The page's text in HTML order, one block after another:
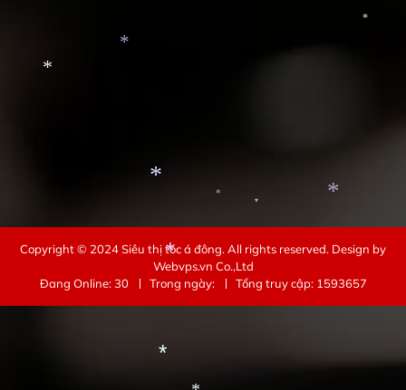
*
*
*
*
Copyright © 2024Siêu thị tóc á đông. All rights reserved. Design by
Webvps.vn Co.,Ltd
Đang Online: 30
Trong ngày: Tổng truy cập: 1593657